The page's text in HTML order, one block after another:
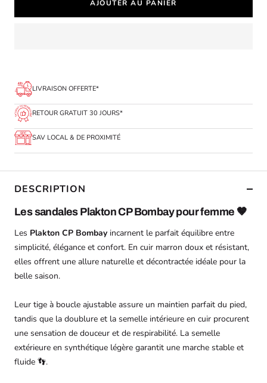
AJOUTER AU PANIER
LIVRAISON OFFERTE*
RETOUR GRATUIT 30 JOURS*
SAV LOCAL & DE PROXIMITÉ
DESCRIPTION
Les sandales Plakton CP Bombay pour femme 🤎
Les Plakton CP Bombay incarnent le parfait équilibre entre
simplicité, élégance et confort. En cuir marron doux et résistant,
elles offrent une allure naturelle et décontractée idéale pour la
belle saison.
Leur tige à boucle ajustable assure un maintien parfait du pied,
tandis que la doublure et la semelle intérieure en cuir procurent
une sensation de douceur et de respirabilité. La semelle
extérieure en synthétique légère garantit une marche stable et
fluide 👣.